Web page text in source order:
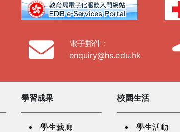
電子郵件 :
enquiry@hs.edu.hk
學習成果
學生藝廊
校園生活
學生活動